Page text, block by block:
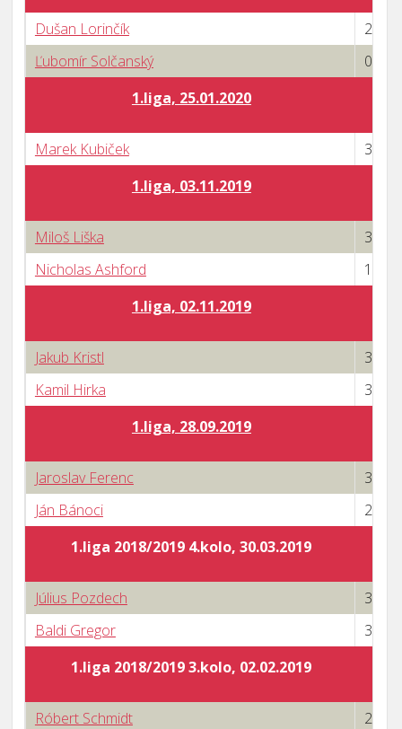
Dušan Lorinčík
2 : 3
Ľubomír Solčanský
0 : 3
1.liga, 25.01.2020
Marek Kubiček
3 : 2
1.liga, 03.11.2019
Miloš Liška
3 : 1
Nicholas Ashford
1 : 3
1.liga, 02.11.2019
Jakub Kristl
3 : 0
Kamil Hirka
3 : 0
1.liga, 28.09.2019
Jaroslav Ferenc
3 : 0
Ján Bánoci
2 : 3
1.liga 2018/2019 4.kolo, 30.03.2019
Július Pozdech
3 : 0
Baldi Gregor
3 : 0
1.liga 2018/2019 3.kolo, 02.02.2019
Róbert Schmidt
2 : 3